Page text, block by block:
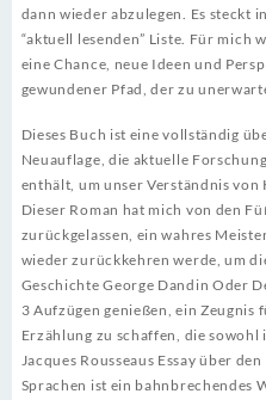
dann wieder abzulegen. Es steckt
“aktuell lesenden” Liste. Für mich
eine Chance, neue Ideen und
gewundener Pfad, der zu
Dieses Buch ist eine vollständig
Neuauflage, die aktuelle
enthält, um unser Verständnis
Dieser Roman hat mich von den
zurückgelassen, ein wahres
wieder zurückkehren werde, um
Geschichte George Dandin Oder
3 Aufzügen genießen, ein Zeugnis
Erzählung zu schaffen, die sowohl
Jacques Rousseaus Essay über
Sprachen ist ein bahnbrechendes